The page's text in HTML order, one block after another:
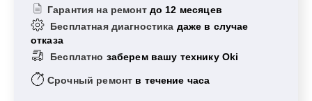
Гарантия на ремонт до 12 месяцев
Бесплатная диагностика даже в случае
отказа
Бесплатно заберем вашу технику Oki
Срочный ремонт в течение часа